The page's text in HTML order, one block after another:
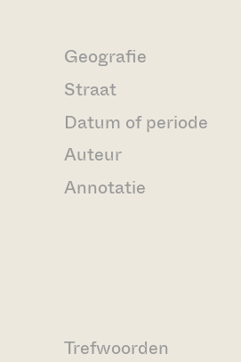
Geografie
Straat
Datum of periode
Auteur
Annotatie
Trefwoorden